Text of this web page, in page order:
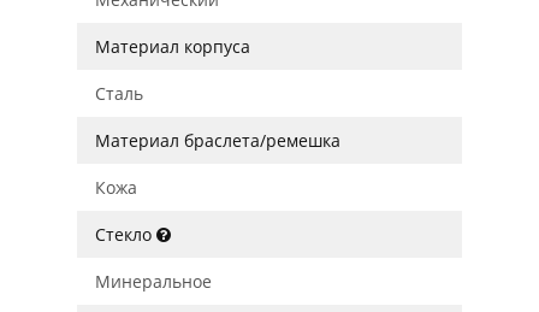
Материал корпуса
Сталь
Материал браслета/ремешка
Кожа
Стекло
Минеральное